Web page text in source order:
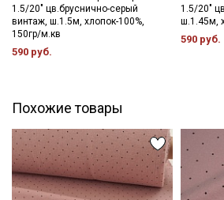
- глажка только с изнаночной стороны,
полотенце, чтобы не примять ворс.
Цветопередача может отличаться от
ткани в зависимостиот настроек вашего
1.5/20" цв.бруснично-серый
винтаж, ш.1.5м, хлопок-100%,
150гр/м.кв
590 руб.
1.5/20"
ш.1.45м,
590 руб.
Похожие товары